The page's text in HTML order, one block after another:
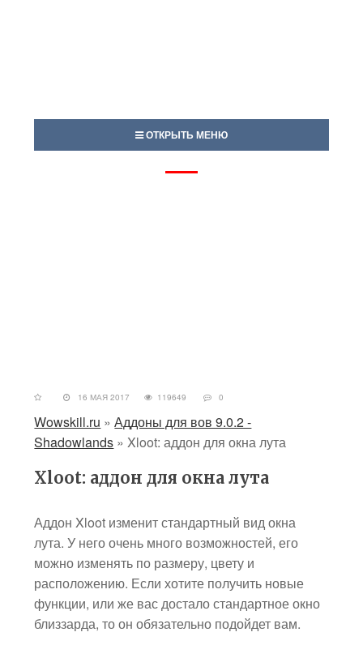
ОТКРЫТЬ МЕНЮ
16 МАЯ 2017 119649 0
Wowskill.ru »Аддоны для вов 9.0.2 -
Shadowlands »Xloot: аддон для окна лута
Xloot: аддон для окна лута
Аддон Xloot изменит стандартный вид окна
лута. У него очень много возможностей, его
можно изменять по размеру, цвету и
расположению. Если хотите получить новые
функции, или же вас достало стандартное окно
близзарда, то он обязательно подойдет вам.